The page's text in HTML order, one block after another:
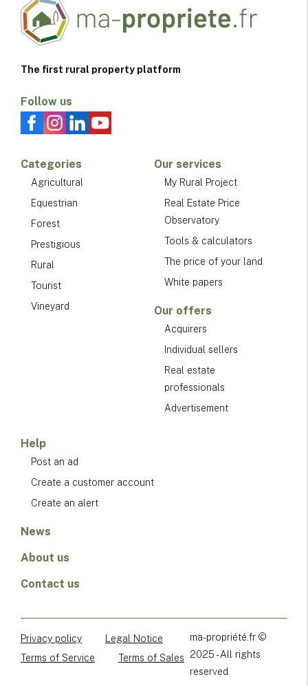
The first rural property platform
Follow us
Categories
Agricultural
Equestrian
Forest
Prestigious
Rural
Tourist
Vineyard
Our services
My Rural Project
Real Estate Price
Observatory
Tools & calculators
The price of your land
White papers
Our offers
Acquirers
Individual sellers
Real estate
professionals
Advertisement
Help
Post an ad
Create a customer account
Create an alert
News
About us
Contact us
Privacy policy
Legal Notice
Terms of Service
Terms of Sales
ma-propriété.fr ©
2025 - All rights
reserved